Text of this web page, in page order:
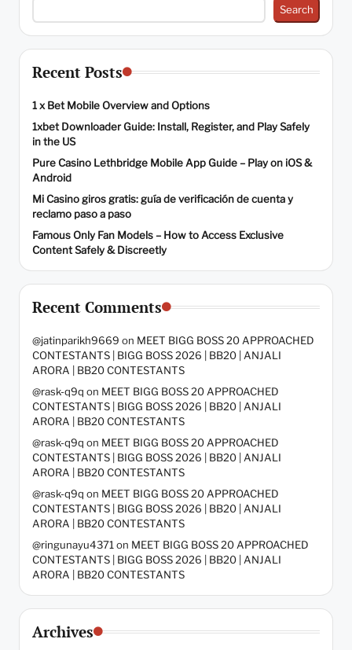
Search
Recent Posts
1 x Bet Mobile Overview and Options
1xbet Downloader Guide: Install, Register, and Play Safely
in the US
Pure Casino Lethbridge Mobile App Guide – Play on iOS &
Android
Mi Casino giros gratis: guía de verificación de cuenta y
reclamo paso a paso
Famous Only Fan Models – How to Access Exclusive
Content Safely & Discreetly
Recent Comments
@jatinparikh9669 on MEET BIGG BOSS 20 APPROACHED
CONTESTANTS | BIGG BOSS 2026 | BB20 | ANJALI
ARORA | BB20 CONTESTANTS
@rask-q9q on MEET BIGG BOSS 20 APPROACHED
CONTESTANTS | BIGG BOSS 2026 | BB20 | ANJALI
ARORA | BB20 CONTESTANTS
@rask-q9q on MEET BIGG BOSS 20 APPROACHED
CONTESTANTS | BIGG BOSS 2026 | BB20 | ANJALI
ARORA | BB20 CONTESTANTS
@rask-q9q on MEET BIGG BOSS 20 APPROACHED
CONTESTANTS | BIGG BOSS 2026 | BB20 | ANJALI
ARORA | BB20 CONTESTANTS
@ringunayu4371 on MEET BIGG BOSS 20 APPROACHED
CONTESTANTS | BIGG BOSS 2026 | BB20 | ANJALI
ARORA | BB20 CONTESTANTS
Archives